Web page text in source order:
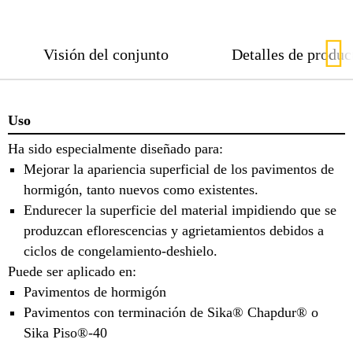
Visión del conjunto Detalles de
Uso
Ha sido especialmente diseñado para:
Mejorar la apariencia superficial de los pavimentos de
hormigón, tanto nuevos como existentes.
Endurecer la superficie del material impidiendo que se
produzcan eflorescencias y agrietamientos debidos a
ciclos de congelamiento-deshielo.
Puede ser aplicado en:
Pavimentos de hormigón
Pavimentos con terminación de Sika® Chapdur® o
Sika Piso®-40